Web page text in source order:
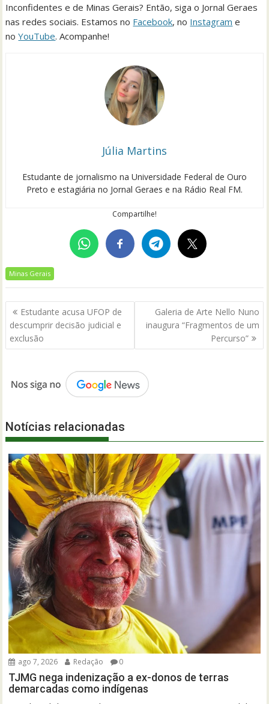
Inconfidentes e de Minas Gerais? Então, siga o Jornal Geraes
nas redes sociais. Estamos no Facebook, no Instagram e
noYouTube. Acompanhe!
Júlia Martins
Estudante de jornalismo na Universidade Federal de Ouro
Preto e estagiária no Jornal Geraes e na Rádio Real FM.
Compartilhe!
Minas Gerais
Navegação
de
Post
Estudante acusa UFOP de
descumprir decisão judicial e
exclusão
Galeria de Arte Nello Nuno
inaugura “Fragmentos de um
Percurso”
Notícias relacionadas
ago 7, 2026 Redação 0
TJMG nega indenização a ex-donos de terras
demarcadas como indígenas